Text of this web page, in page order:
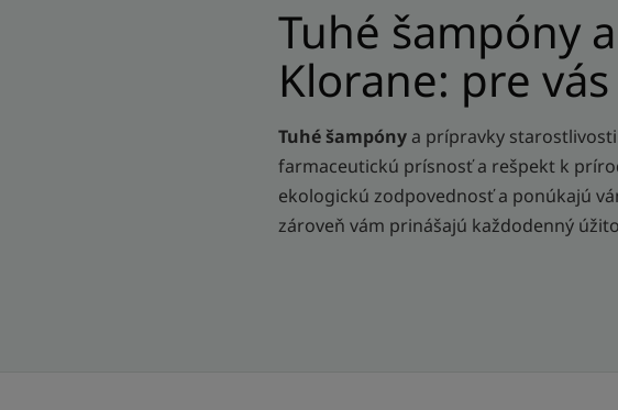
Tuhé šampóny
Klorane: pre
Tuhé šampóny a prípravky
farmaceutickú prísnosť a rešpekt k
ekologickú zodpovednosť a ponúkajú
zároveň vám prinášajú každodenný